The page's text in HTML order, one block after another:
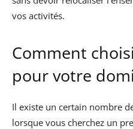
vos activités.
Comment
pour votre
Il existe un certain nombre
lorsque vous cherchez un